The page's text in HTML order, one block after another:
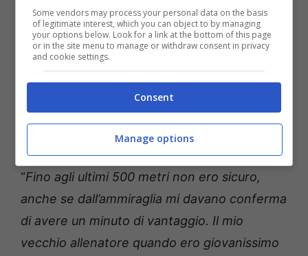
arrivato un bel nubifragio in discesa quindi ho
preferito prenderla davanti e attaccare per
vedere se riuscivo a fare la differenza.
Sapevo le difficoltà di alcuni corridori e
abbiamo giocato in modo offensivo”.
Vendrameha capito che ce l’avrebbe fatta.
“Fino agli ultimi 500 metri non ero sicuro,
anche se dall’ammiraglia mi davano conferma
di avere un minuto di vantaggio. Il mio
vecchio allenatore quando ero giovanissimo
Some vendors may process your personal data on the basis
of legitimate interest, which you can object to by managing
your options below. Look for a link at the bottom of this page
or in the site menu to manage or withdraw consent in privacy
and cookie settings.
Consent
Manage options